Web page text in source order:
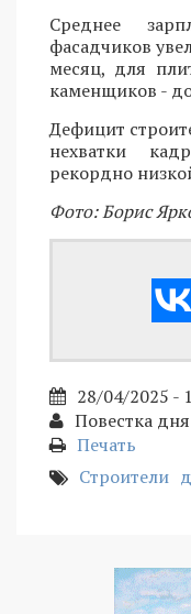
Среднее
фасадчиков
месяц, для
каменщиков -
Дефицит
нехватки
рекордно
Фото: Борис
28/04/2025 -
Повестка дня
Печать
Строители